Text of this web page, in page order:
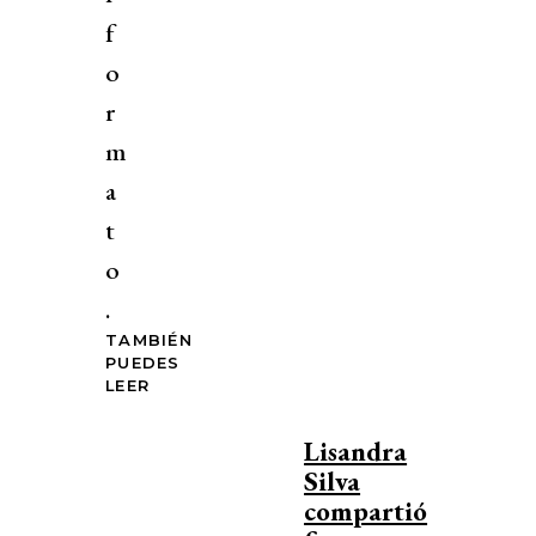
f
o
r
m
a
t
o
.
TAMBIÉN
PUEDES
LEER
Lisandra
Silva
compartió